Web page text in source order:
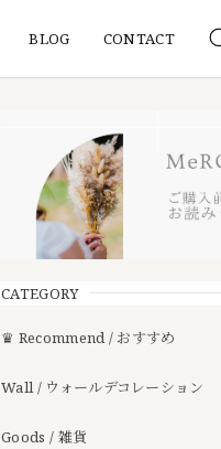
BLOG CONTACT
CATEGORY
♛ Recommend / おすすめ
Wall / ウォールデコレーション
Goods / 雑貨